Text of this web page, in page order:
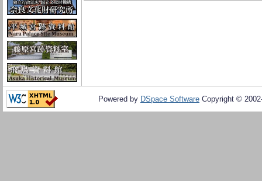
Powered by DSpace Software Copyright ©